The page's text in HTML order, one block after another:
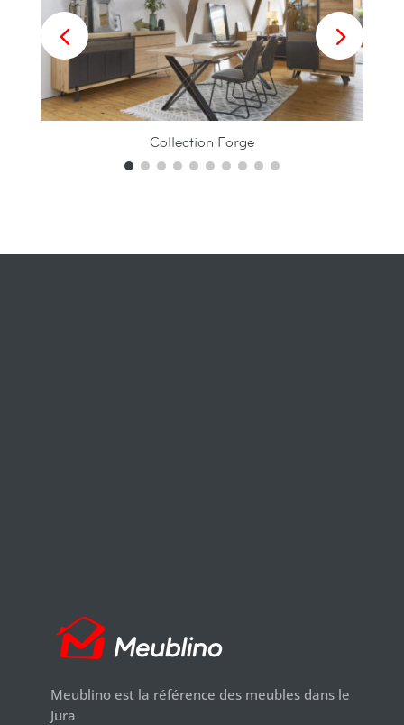
Collection Forge
Meublino est la référence des meubles dans le
Jura